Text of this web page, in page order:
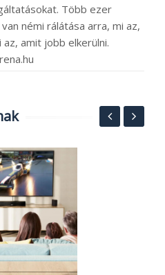
Több ezer
némi rálátása arra, mi az,
amit jobb elkerülni.